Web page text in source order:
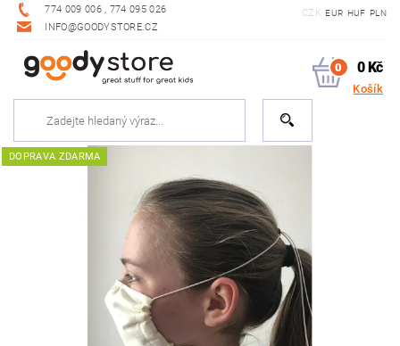
774 009 006 , 774 095 026
INFO@GOODYSTORE.CZ
CZK EUR HUF PLN
0 0 Kč
Košík
DOPRAVA ZDARMA